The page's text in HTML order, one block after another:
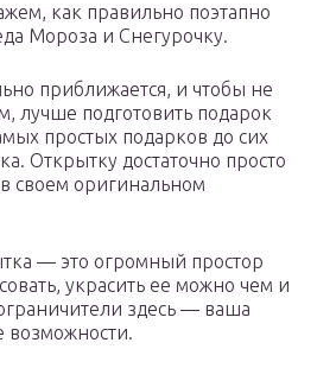
как правильно поэтапно
Мороза и Снегурочку.
приближается, и чтобы не
лучше подготовить подарок
простых подарков до сих
Открытку достаточно просто
своем оригинальном
— это огромный простор
украсить ее можно чем и
здесь — ваша
возможности.